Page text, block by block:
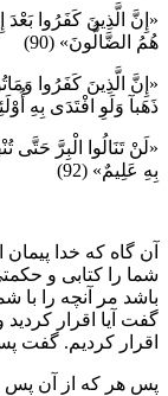
«إِنَّ الَّذِينَ كَفَرُوا بَعْدَ
هُمُ الضَّالُّونَ» (90)
«إِنَّ الَّذِينَ كَفَرُوا
ذَهَبآ وَلَوِ افْتَدَى بِهِ
«لَنْ تَنَالُوا الْبِرَّ حَتَّى
بِهِ عَلِيمٌ» (92)
آن گاه كه خدا
شما را كتابى و
باشد مر آنچه را با
گفت آيا اقرار كرديد
اقرار كرديم. گفت
پس هر كه از آن پس